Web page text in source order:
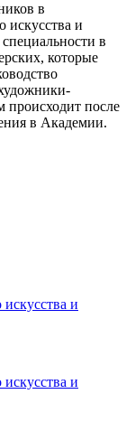
в
искусства и
в
которые
проиcходит поcле
в Акадeмии.
и
и